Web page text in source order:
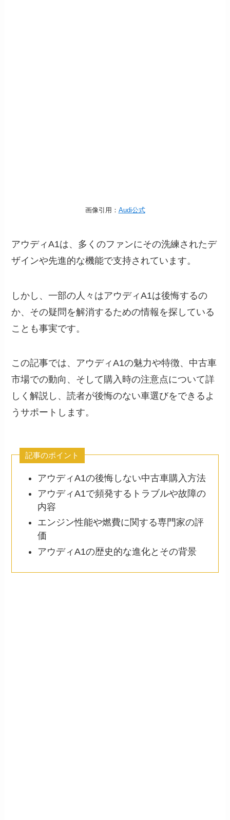
画像引用： Audi公式
アウディA1は、多くのファンにその洗練されたデ
ザインや先進的な機能で支持されています。
しかし、一部の人々はアウディA1は後悔するの
か、その疑問を解消するための情報を探している
ことも事実です。
この記事では、アウディA1の魅力や特徴、中古車
市場での動向、そして購入時の注意点について詳
しく解説し、読者が後悔のない車選びをできるよ
うサポートします。
記事のポイント
アウディA1の後悔しない中古車購入方法
アウディA1で頻発するトラブルや故障の
内容
エンジン性能や燃費に関する専門家の評
価
アウディA1の歴史的な進化とその背景